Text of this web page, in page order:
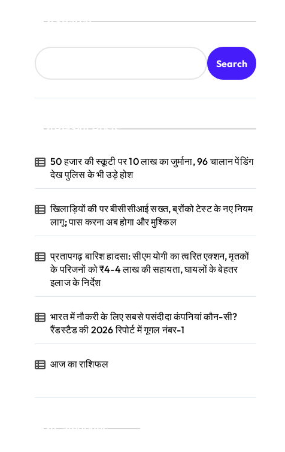
Search
Search
Recent Posts
50 हजार की स्कूटी पर 10 लाख का जुर्माना, 96 चालान पेंडिंग
देख पुलिस के भी उड़े होश
खिलाड़ियों की पर बीसीसीआई सख्त, ब्रोंको टेस्ट के नए नियम
लागू; पास करना अब होगा और मुश्किल
प्रतापगढ़ बारिश हादसा: सीएम योगी का त्वरित एक्शन, मृतकों
के परिजनों को ₹4-4 लाख की सहायता, घायलों के बेहतर
इलाज के निर्देश
भारत में नौकरी के लिए सबसे पसंदीदा कंपनियां कौन-सी?
रैंडस्टैड की 2026 रिपोर्ट में गूगल नंबर-1
आज का राशिफल
Categories